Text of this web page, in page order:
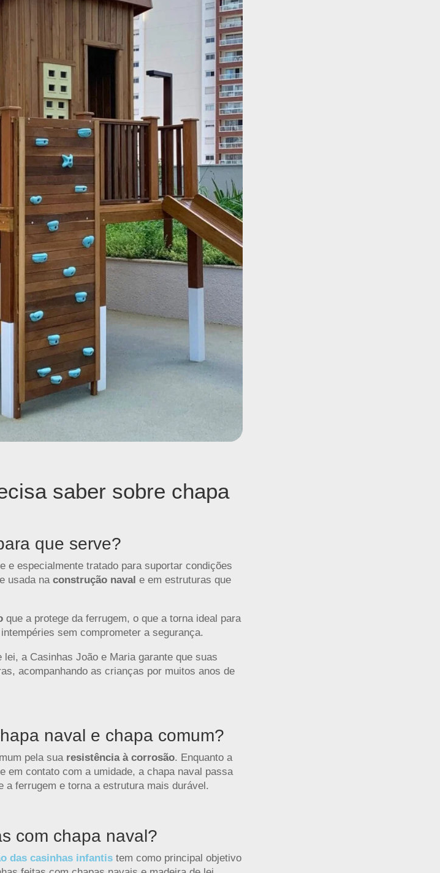
saber sobre chapa
que serve?
e especialmente tratado para suportar condições
usada na construção naval e em estruturas que
que a protege da ferrugem, o que a torna ideal para
sem comprometer a segurança.
a Casinhas João e Maria garante que suas
acompanhando as crianças por muitos anos de
naval e chapa comum?
pela sua resistência à corrosão. Enquanto a
em contato com a umidade, a chapa naval passa
a ferrugem e torna a estrutura mais durável.
com chapa naval?
das casinhas infantis tem como principal objetivo